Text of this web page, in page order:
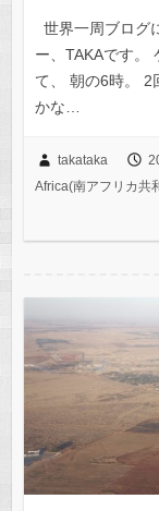
世界一周ブログ
ー、TAKAです。
て、 朝の6時。 2
かな…
takataka
Africa(南アフリカ共